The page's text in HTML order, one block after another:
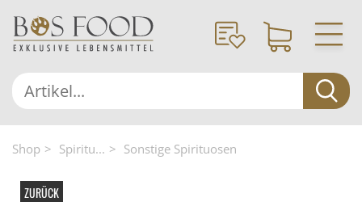
Shop Spiritu... Sonstige Spirituosen
ZURÜCK